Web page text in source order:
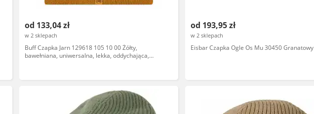
od 133,04 zł
w 2 sklepach
Buff Czapka Jarn 129618 105 10 00 Żółty,
bawełniana, uniwersalna, lekka, oddychająca,
od 193,95 zł
w 2 sklepach
Eisbar Czapka Ogle Os Mu 30450 Granatowy